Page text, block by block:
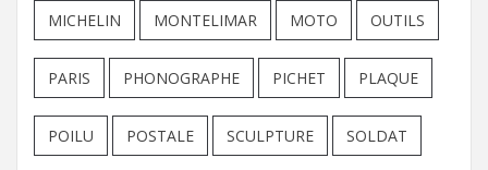
MICHELIN MONTELIMAR MOTO OUTILS
PARIS PHONOGRAPHE PICHET PLAQUE
POILU POSTALE SCULPTURE SOLDAT